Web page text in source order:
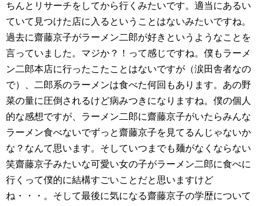
ちんとリサーチをしてから行くみたいです。適当にあるい
ていて見つけた店に入るということはないみたいですね。
過去に齋藤京子がラーメン二郎が好きというようなことを
言っていました。マジか？！って感じですね。僕もラーメ
ン二郎本店に行ったこたことはないですが（涙田舎者なの
で）、二郎系のラーメンは食べた何回もあります。あの野
菜の量に圧倒されるけど病みつきになりますね。僕の個人
的な感想ですが、ラーメン二郎に齋藤京子がいたらみんな
ラーメン食べないでずっと齋藤京子を見てるんじゃないか
な？なんて思います。そしていつまでも麺がなくならない
笑齋藤京子みたいな可愛い女の子がラーメン二郎に食べに
行くって僕的に結構すごいことだと思いますけど
ね・・・。そして最後に気になる齋藤京子の学歴について